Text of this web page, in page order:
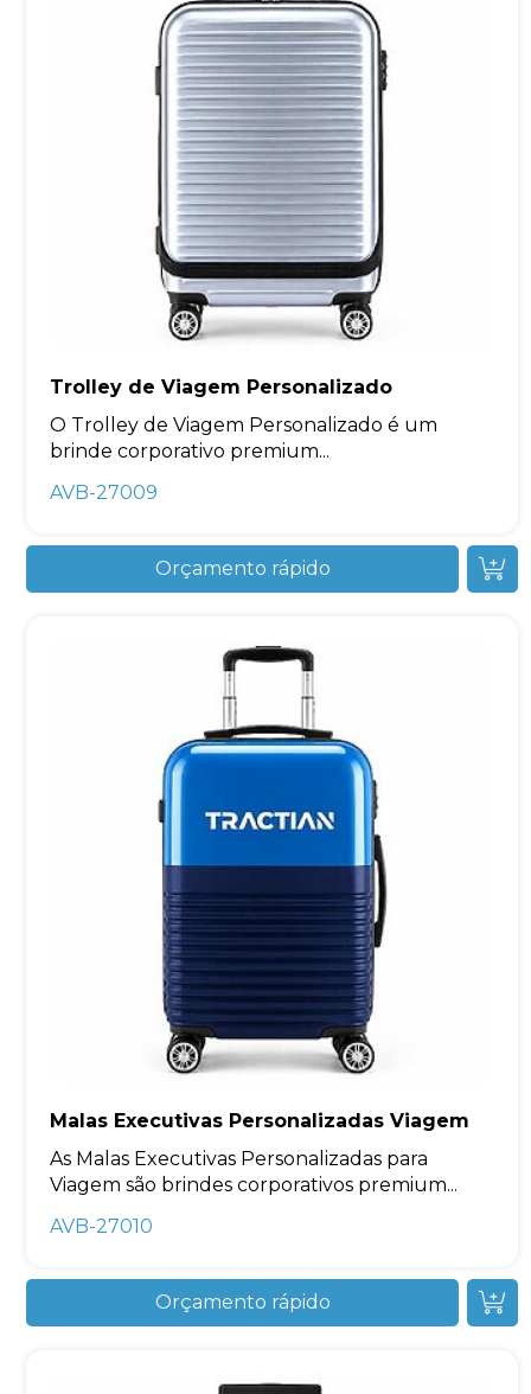
Trolley de Viagem Personalizado
O Trolley de Viagem Personalizado é um
brinde corporativo premium...
AVB-27009
Orçamento rápido
Malas Executivas Personalizadas Viagem
As Malas Executivas Personalizadas para
Viagem são brindes corporativos premium...
AVB-27010
Orçamento rápido